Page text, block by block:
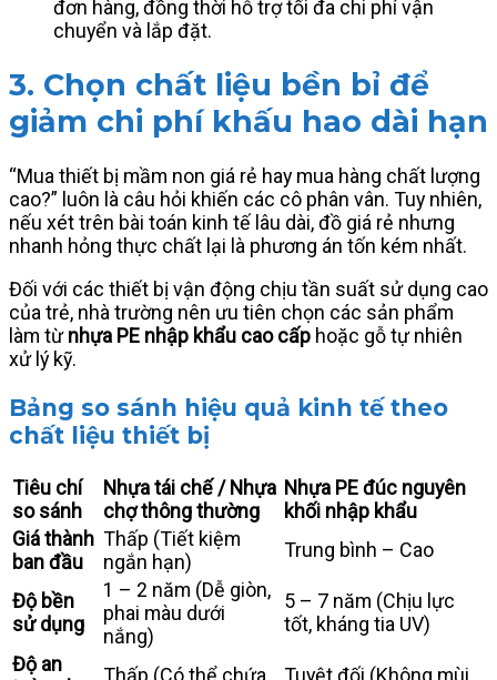
đơn hàng, đồng thời hỗ trợ tối đa chi phí vận
chuyển và lắp đặt.
3. Chọn chất liệu bền bỉ để
giảm chi phí khấu hao dài hạn
“Mua thiết bị mầm non giá rẻ hay mua hàng chất lượng
cao?” luôn là câu hỏi khiến các cô phân vân. Tuy nhiên,
nếu xét trên bài toán kinh tế lâu dài, đồ giá rẻ nhưng
nhanh hỏng thực chất lại là phương án tốn kém nhất.
Đối với các thiết bị vận động chịu tần suất sử dụng cao
của trẻ, nhà trường nên ưu tiên chọn các sản phẩm
làm từnhựa PE nhập khẩu cao cấp hoặc gỗ tự nhiên
xử lý kỹ.
Bảng so sánh hiệu quả kinh tế theo
chất liệu thiết bị
Tiêu chí
so sánh
Nhựa tái chế / Nhựa
chợ thông thường
Nhựa PE đúc nguyên
khối nhập khẩu
Giá thành
ban đầu
Thấp (Tiết kiệm
ngắn hạn)
Trung bình – Cao
Độ bền
sử dụng
1 – 2 năm (Dễ giòn,
phai màu dưới
nắng)
5 – 7 năm (Chịu lực
tốt, kháng tia UV)
Độ an
Thấp (Có thể chứa
Tuyệt đối (Không mùi,